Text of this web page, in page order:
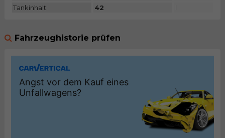
Tankinhalt:
42 l
Fahrzeughistorie prüfen